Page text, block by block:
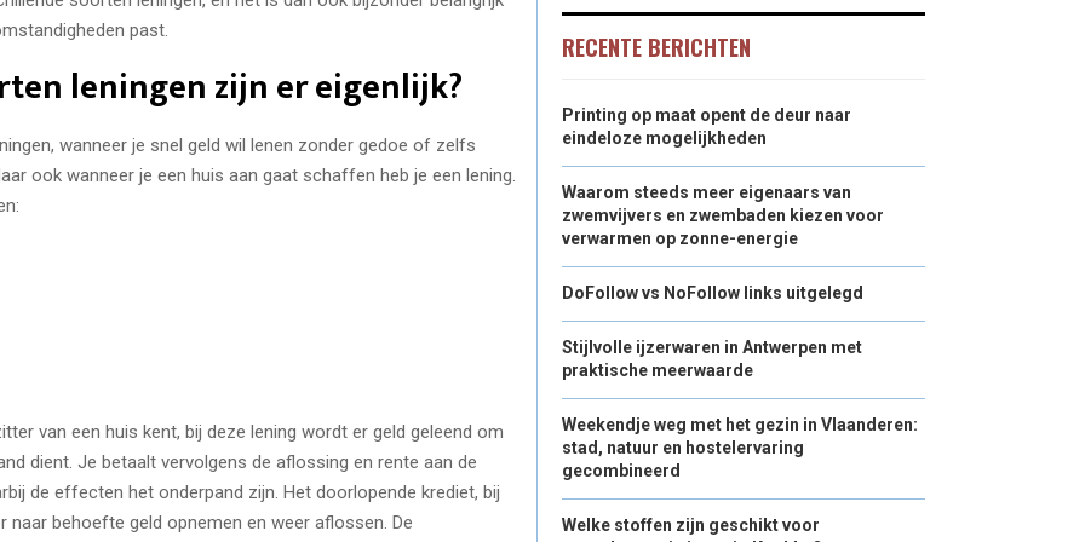
past.
leningen zijn er eigenlijk?
wanneer je snel geld wil lenen zonder gedoe of zelfs
ook wanneer je een huis aan gaat schaffen heb je een lening.
van een huis kent, bij deze lening wordt er geld geleend om
dient. Je betaalt vervolgens de aflossing en rente aan de
de effecten het onderpand zijn. Het doorlopende krediet, bij
naar behoefte geld opnemen en weer aflossen. De
RECENTE BERICHTEN
Printing op maat opent de deur naar
eindeloze mogelijkheden
Waarom steeds meer eigenaars van
zwemvijvers en zwembaden kiezen voor
verwarmen op zonne-energie
DoFollow vs NoFollow links uitgelegd
Stijlvolle ijzerwaren in Antwerpen met
praktische meerwaarde
Weekendje weg met het gezin in Vlaanderen:
stad, natuur en hostelervaring
gecombineerd
Welke stoffen zijn geschikt voor